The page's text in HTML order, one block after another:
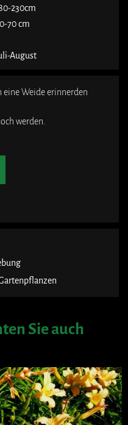
230cm
70 cm
August
eine Weide erinnerden
werden.
Sie auch